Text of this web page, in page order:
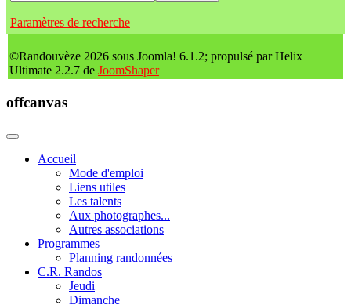
Paramètres de recherche
©Randouvèze 2026 sous Joomla! 6.1.2; propulsé par Helix
Ultimate 2.2.7 de JoomShaper
offcanvas
Accueil
Mode d'emploi
Liens utiles
Les talents
Aux photographes...
Autres associations
Programmes
Planning randonnées
C.R. Randos
Jeudi
Dimanche